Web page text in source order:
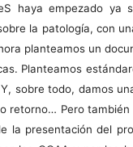
haya empezado
la patología, con
planteamos un
Planteamos
sobre todo, damos
retorno… Pero
la presentación del